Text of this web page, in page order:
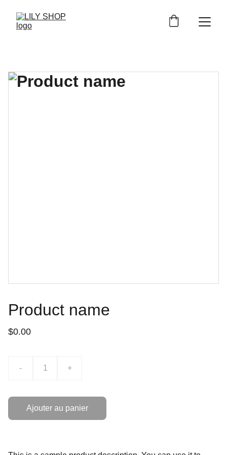
Product name
$0.00
- +
Ajouter au panier